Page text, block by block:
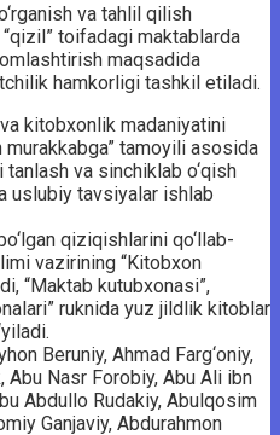
va tahlil qilish
toifadagi maktablarda
maqsadida
hamkorligi tashkil etiladi.
kitobxonlik madaniyatini
tamoyili asosida
tanlash va sinchiklab o‘qish
uslubiy tavsiyalar ishlab
qiziqishlarini qo‘llab-
vazirining “Kitobxon
“Maktab kutubxonasi”,
ruknida yuz jildlik kitoblar
Beruniy, Ahmad Farg‘oniy,
Abu Nasr Forobiy, Abu Ali ibn
Abdullo Rudakiy, Abulqosim
Ganjaviy, Abdurahmon